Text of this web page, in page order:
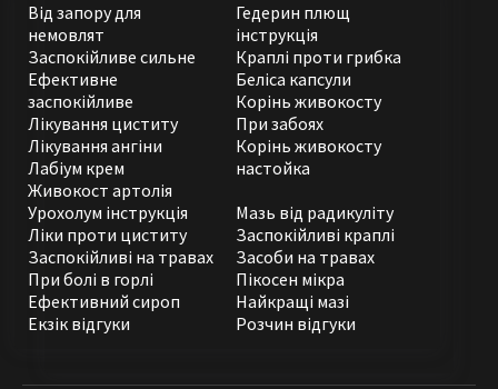
Від запору для
немовлят
Заспокійливе сильне
Ефективне
заспокійливе
Лікування циститу
Лікування ангіни
Лабіум крем
Живокост артолія
Гедерин плющ
інструкція
Краплі проти грибка
Беліса капсули
Корінь живокосту
При забоях
Корінь живокосту
настойка
Урохолум інструкція
Ліки проти циститу
Заспокійливі на травах
При болі в горлі
Ефективний сироп
Екзік відгуки
Мазь від радикуліту
Заспокійливі краплі
Засоби на травах
Пікосен мікра
Найкращі мазі
Розчин відгуки